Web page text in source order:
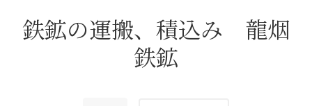
鉄鉱の運搬、積込み 龍烟
鉄鉱